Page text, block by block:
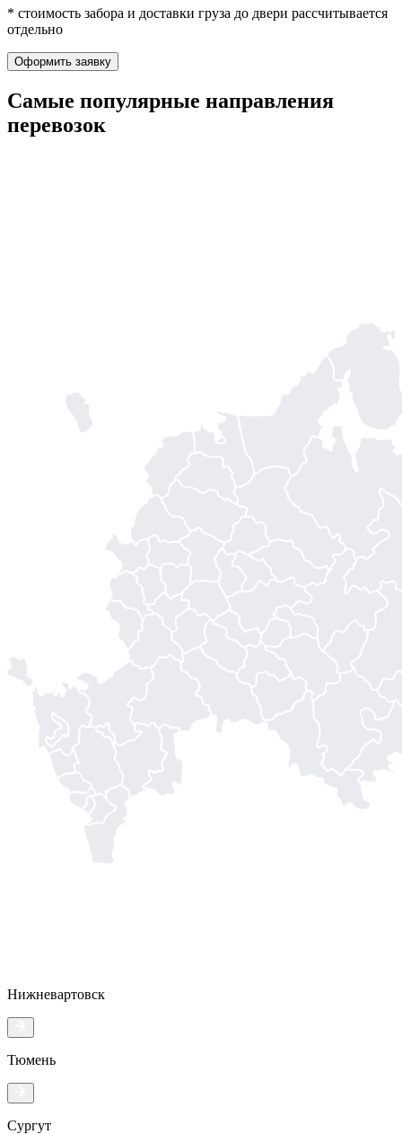
* стоимость забора и доставки груза до двери рассчитывается
отдельно
Оформить заявку
Самые популярные направления
перевозок
Нижневартовск
Тюмень
Сургут